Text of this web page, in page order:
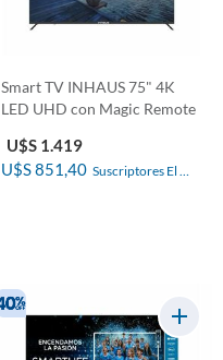
Smart TV INHAUS 75" 4K
LED UHD con Magic Remote
U$S 1.419
U$S 851,40 Suscriptores El